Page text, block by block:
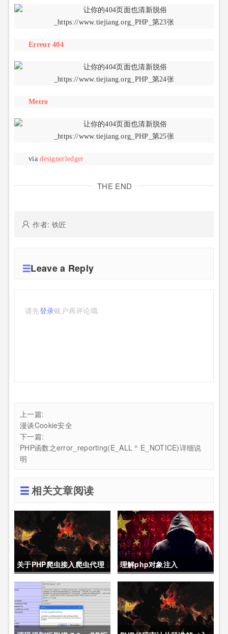
Erreur 404
Metro
viadesignerledger
THE END
作者: 铁匠
Leave a Reply
请先登录账户再评论哦
上一篇:
漫谈Cookie安全
下一篇:
PHP函数之error_reporting(E_ALL ^ E_NOTICE)详细说
明
相关文章阅读
关于PHP爬虫接入爬虫代理
的代码demo
理解php对象注入